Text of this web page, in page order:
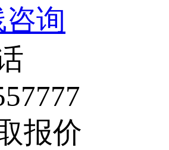
咨询
报价